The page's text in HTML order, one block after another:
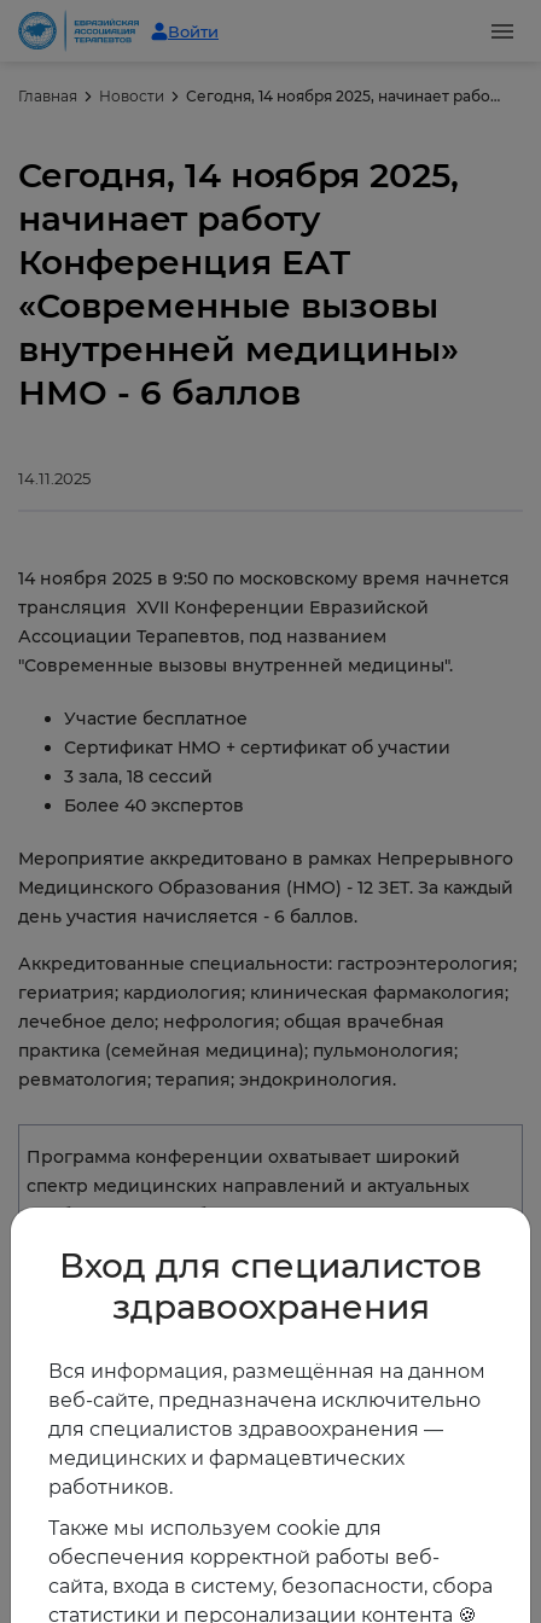
Войти
Главная Новости Сегодня, 14 ноября 2025, начинает работу Конференция ЕАТ «Современные вызовы внутренней медицины» НМО - 6 баллов
Сегодня, 14 ноября 2025,
начинает работу
Конференция ЕАТ
«Современные вызовы
внутренней медицины»
НМО - 6 баллов
14.11.2025
14 ноября 2025 в 9:50 по московскому время начнется
трансляция XVII Конференции Евразийской
Ассоциации Терапевтов, под названием
"Современные вызовы внутренней медицины".
Участие бесплатное
Сертификат НМО + сертификат об участии
3 зала, 18 сессий
Более 40 экспертов
Мероприятие аккредитовано в рамках Непрерывного
Медицинского Образования (НМО) - 12 ЗЕТ. За каждый
день участия начисляется - 6 баллов.
Аккредитованные специальности: гастроэнтерология;
гериатрия; кардиология; клиническая фармакология;
лечебное дело; нефрология; общая врачебная
практика (семейная медицина); пульмонология;
ревматология; терапия; эндокринология.
Программа конференции охватывает широкий
спектр медицинских направлений и актуальных
проблем: полиморбидный пациент, хроническое
при ФП и ИБС у сложных пациентов, отечный
синдром и подходы к терапии, гиперурикемия и
метаболические нарушения, интерстициальные
заболевания лёгких и многое другое!
Для участия необходимо зарегистрироваться на
официальном сайте мероприятия:https://conf17.euat.
ru/
14.11.2025
Вход для специалистов
здравоохранения
Вся информация, размещённая на данном
веб-сайте, предназначена исключительно
для специалистов здравоохранения —
медицинских и фармацевтических
работников.
Также мы используем cookie для
обеспечения корректной работы веб-
сайта, входа в систему, безопасности, сбора
статистики и персонализации контента 🍪